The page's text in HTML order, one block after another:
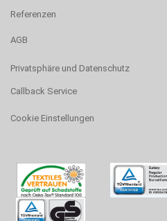
Referenzen
AGB
Privatsphäre und Datenschutz
Callback Service
Cookie Einstellungen